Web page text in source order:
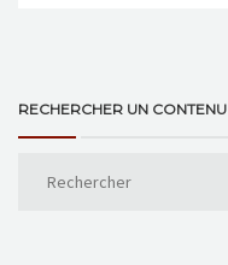
RECHERCHER UN CONTENU